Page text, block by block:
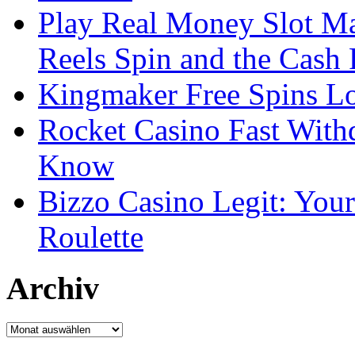
Play Real Money Slot
Reels Spin and the Cash
Kingmaker Free Spins
Rocket Casino Fast
Know
Bizzo Casino Legit:
Roulette
Archiv
Archiv